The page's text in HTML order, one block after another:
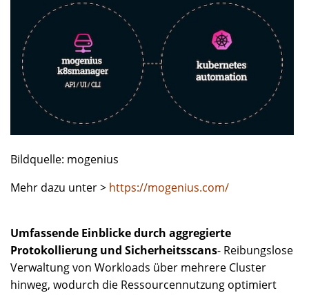
Bildquelle: mogenius
Mehr dazu unter > https://mogenius.com/
Umfassende Einblicke durch aggregierte
Protokollierung und Sicherheitsscans- Reibungslose
Verwaltung von Workloads über mehrere Cluster
hinweg, wodurch die Ressourcennutzung optimiert